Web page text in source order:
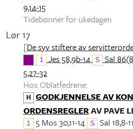
9,14-15
Tidebønner for ukedagen
Lør 17
[De syv stiftere av
1 Jes 58,9b-14 S Sal
5,27-32
Hos Oblatfedrene:
H
GODKJENNELSE AV
ORDENSREGLERAV PAVE
1 5 Mos 30,11-14 S Sal 18,8-11